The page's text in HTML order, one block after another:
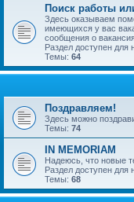
Поиск работы
Здесь оказываем
имеющихся у вас
сообщения о
Раздел доступен для
Темы: 64
Поздравляем!
Здесь можно
Темы: 74
IN MEMORIAM
Надеюсь, что новые
Раздел доступен для
Темы: 68